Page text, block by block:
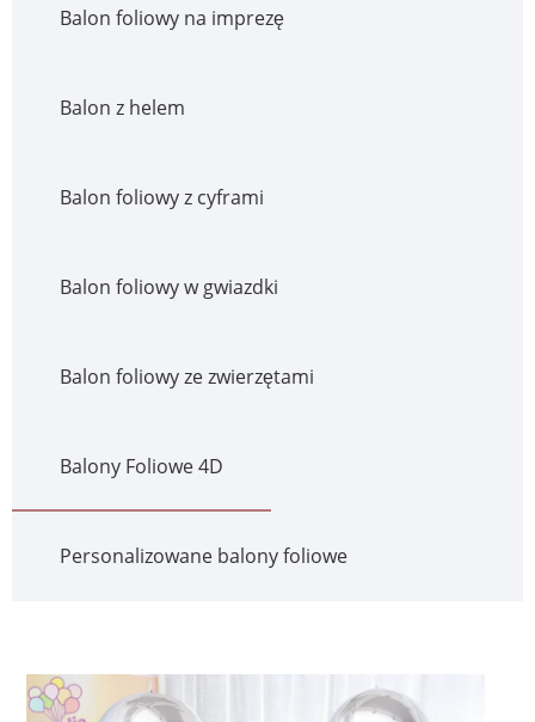
Balon foliowy na imprezę
Balon z helem
Balon foliowy z cyframi
Balon foliowy w gwiazdki
Balon foliowy ze zwierzętami
Balony Foliowe 4D
Personalizowane balony foliowe